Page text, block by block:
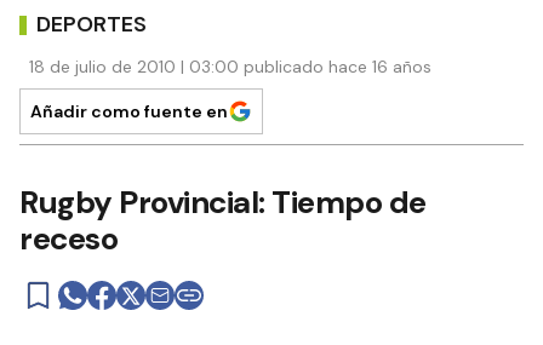
DEPORTES
18 de julio de 2010 | 03:00 publicado hace 16 años
Añadir como fuente en
Rugby Provincial: Tiempo de
receso